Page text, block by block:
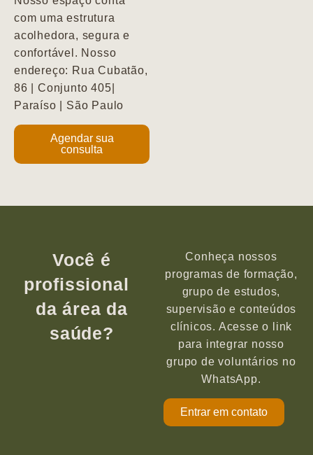
com uma estrutura
acolhedora, segura e
confortável. Nosso
endereço: Rua Cubatão,
86 | Conjunto 405|
Paraíso | São Paulo
Agendar sua
consulta
Você é
profissional
da área da
saúde?
Conheça nossos
programas de formação,
grupo de estudos,
supervisão e conteúdos
clínicos. Acesse o link
para integrar nosso
grupo de voluntários no
WhatsApp.
Entrar em contato